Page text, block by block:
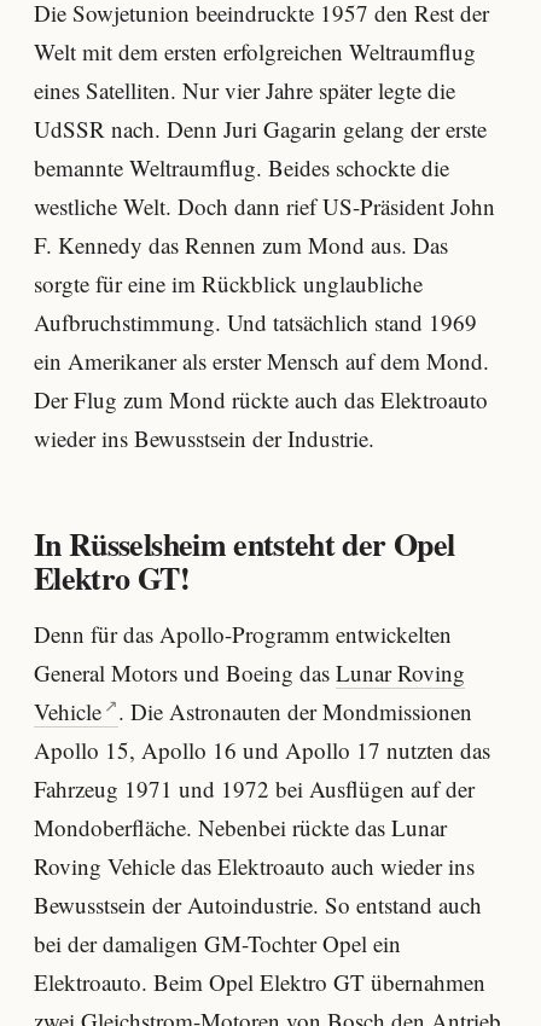
Die Sowjetunion beeindruckte 1957 den Rest der
Welt mit dem ersten erfolgreichen Weltraumflug
eines Satelliten. Nur vier Jahre später legte die
UdSSR nach. Denn Juri Gagarin gelang der erste
bemannte Weltraumflug. Beides schockte die
westliche Welt. Doch dann rief US-Präsident John
F. Kennedy das Rennen zum Mond aus. Das
sorgte für eine im Rückblick unglaubliche
Aufbruchstimmung. Und tatsächlich stand 1969
ein Amerikaner als erster Mensch auf dem Mond.
Der Flug zum Mond rückte auch das Elektroauto
wieder ins Bewusstsein der Industrie.
In Rüsselsheim entsteht der Opel
Elektro GT!
Denn für das Apollo-Programm entwickelten
General Motors und Boeing das Lunar Roving
Vehicle . Die Astronauten der Mondmissionen
Apollo 15, Apollo 16 und Apollo 17 nutzten das
Fahrzeug 1971 und 1972 bei Ausflügen auf der
Mondoberfläche. Nebenbei rückte das Lunar
Roving Vehicle das Elektroauto auch wieder ins
Bewusstsein der Autoindustrie. So entstand auch
bei der damaligen GM-Tochter Opel ein
Elektroauto. Beim Opel Elektro GT übernahmen